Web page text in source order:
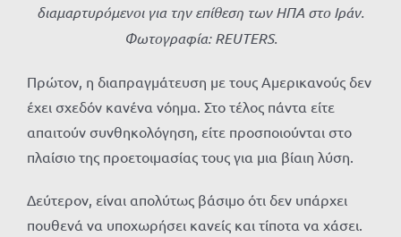
διαμαρτυρόμενοι για την επίθεση των ΗΠΑ στο Ιράν.
Φωτογραφία: REUTERS.
Πρώτον, η διαπραγμάτευση με τους Αμερικανούς δεν
έχει σχεδόν κανένα νόημα. Στο τέλος πάντα είτε
απαιτούν συνθηκολόγηση, είτε προσποιούνται στο
πλαίσιο της προετοιμασίας τους για μια βίαιη λύση.
Δεύτερον, είναι απολύτως βάσιμο ότι δεν υπάρχει
πουθενά να υποχωρήσει κανείς και τίποτα να χάσει.